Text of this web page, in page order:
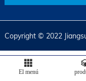
Copyright © 2022
privacidad
El menú